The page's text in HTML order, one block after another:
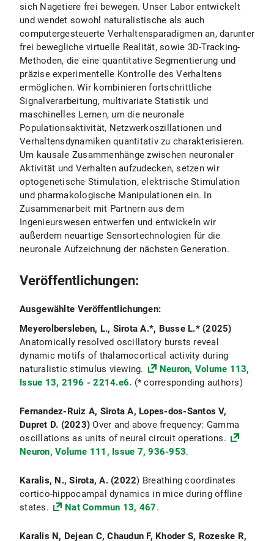
sich Nagetiere frei bewegen. Unser Labor entwickelt
und wendet sowohl naturalistische als auch
computergesteuerte Verhaltensparadigmen an, darunter
frei bewegliche virtuelle Realität, sowie 3D-Tracking-
Methoden, die eine quantitative Segmentierung und
präzise experimentelle Kontrolle des Verhaltens
ermöglichen. Wir kombinieren fortschrittliche
Signalverarbeitung, multivariate Statistik und
maschinelles Lernen, um die neuronale
Populationsaktivität, Netzwerkoszillationen und
Verhaltensdynamiken quantitativ zu charakterisieren.
Um kausale Zusammenhänge zwischen neuronaler
Aktivität und Verhalten aufzudecken, setzen wir
optogenetische Stimulation, elektrische Stimulation
und pharmakologische Manipulationen ein. In
Zusammenarbeit mit Partnern aus dem
Ingenieurswesen entwerfen und entwickeln wir
außerdem neuartige Sensortechnologien für die
neuronale Aufzeichnung der nächsten Generation.
Veröffentlichungen:
Ausgewählte Veröffentlichungen:
Meyerolbersleben, L., Sirota A.*, Busse L.* (2025)
Anatomically resolved oscillatory bursts reveal
dynamic motifs of thalamocortical activity during
naturalistic stimulus viewing.
Neuron, Volume 113,
Issue 13, 2196 - 2214.e6. (* corresponding authors)
Fernandez-Ruiz A, Sirota A, Lopes-dos-Santos V,
Dupret D. (2023) Over and above frequency: Gamma
oscillations as units of neural circuit operations.
Neuron, Volume 111, Issue 7, 936-953.
Karalis, N., Sirota, A. (2022) Breathing coordinates
cortico-hippocampal dynamics in mice during offline
states.
Nat Commun 13, 467.
Karalis N, Dejean C, Chaudun F, Khoder S, Rozeske R,